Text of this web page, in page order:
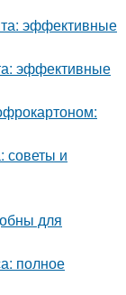
эффективные
эффективные
советы и
для
полное